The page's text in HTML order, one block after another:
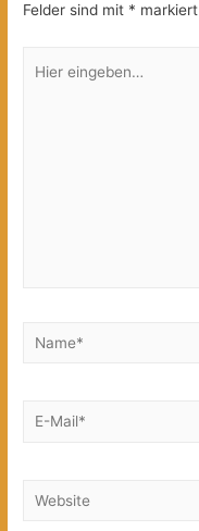
Felder sind mit * markiert
eingeben…
Name*
E-
Website